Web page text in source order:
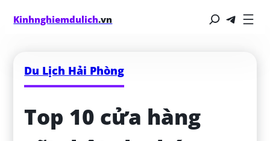
Kinhnghiemdulich.vn
Du Lịch Hải Phòng
Top 10 cửa hàng